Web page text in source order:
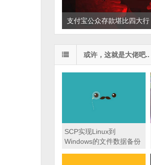
支付宝公众存款堪比四大
或许，这就是大佬吧..
SCP实现Linux到
Windows的文件数据备份